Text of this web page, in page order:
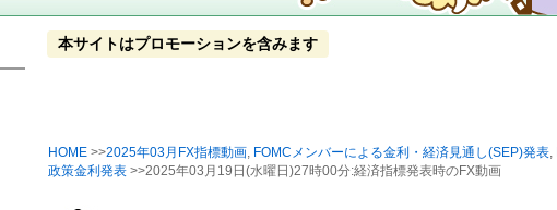
本サイトはプロモーションを含みます
HOME >>2025年03月FX指標動画, FOMCメンバーによる金利・経済見通し(SEP)発表,
政策金利発表 >>2025年03月19日(水曜日)27時00分:経済指標発表時のFX動画